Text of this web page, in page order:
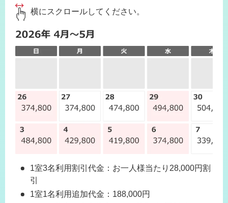
横にスクロールしてください。
1室3名利用割引代金：お一人様当たり28,000円割
引
1室1名利用追加代金：188,000円